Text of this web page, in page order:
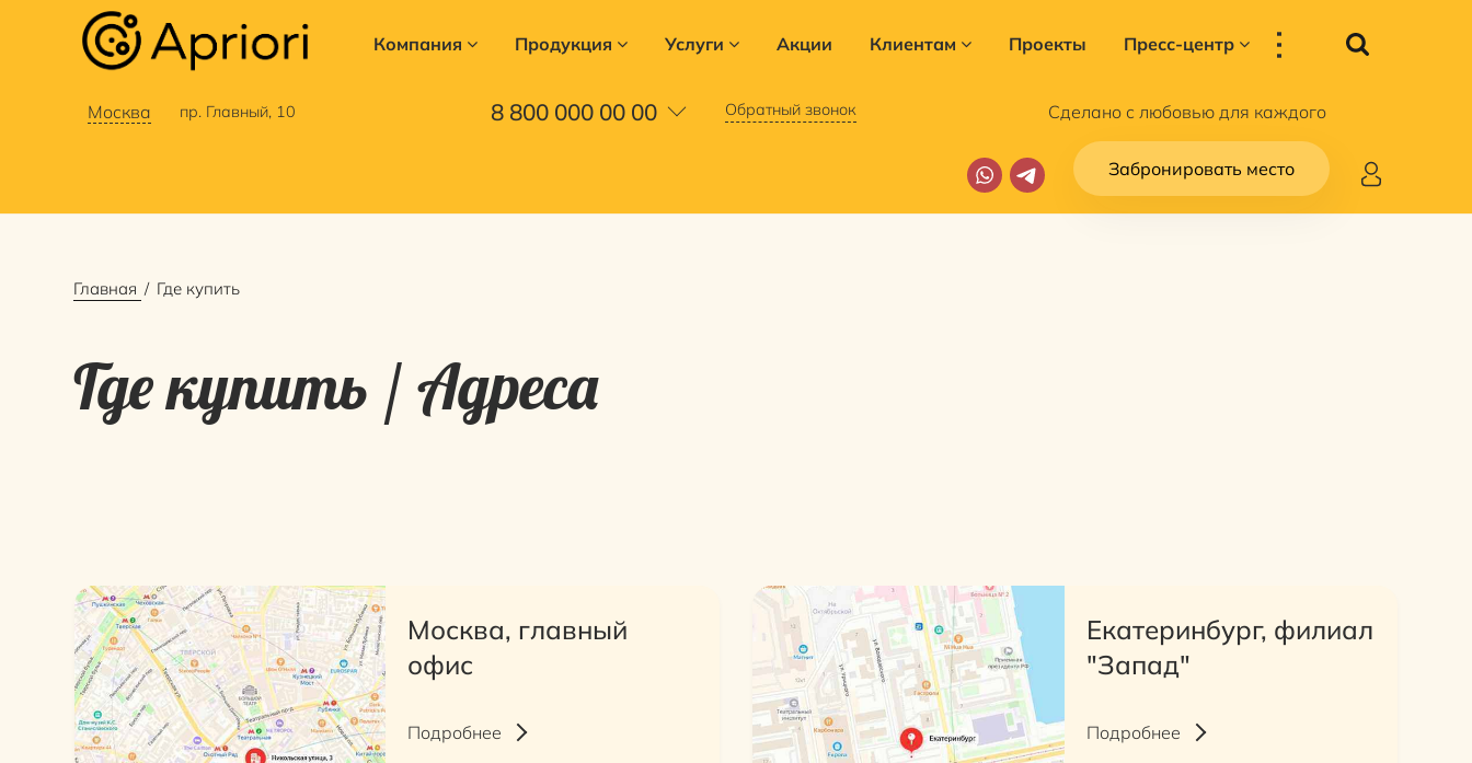
Компания Продукция Услуги Акции Клиентам Проекты Пресс-центр ...
Москва пр. Главный, 10 8 800 000 00 00 Обратный звонок Сделано с любовью для каждого
Забронировать место
Главная Где купить
Где купить / Адреса
Москва, главный
офис
Подробнее
Екатеринбург, филиал
"Запад"
Подробнее